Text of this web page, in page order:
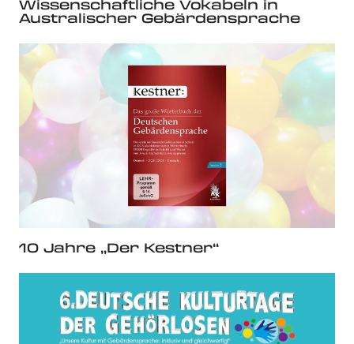
Wissenschaftliche Vokabeln in
Australischer Gebärdensprache
10 Jahre „Der Kestner“